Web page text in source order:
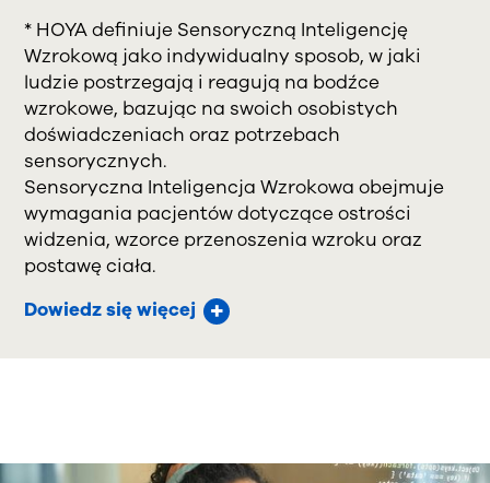
* HOYA definiuje Sensoryczną Inteligencję
Wzrokową jako indywidualny sposob, w jaki
ludzie postrzegają i reagują na bodźce
wzrokowe, bazując na swoich osobistych
doświadczeniach oraz potrzebach
sensorycznych.
Sensoryczna Inteligencja Wzrokowa obejmuje
wymagania pacjentów dotyczące ostrości
widzenia, wzorce przenoszenia wzroku oraz
postawę ciała.
Dowiedz się więcej